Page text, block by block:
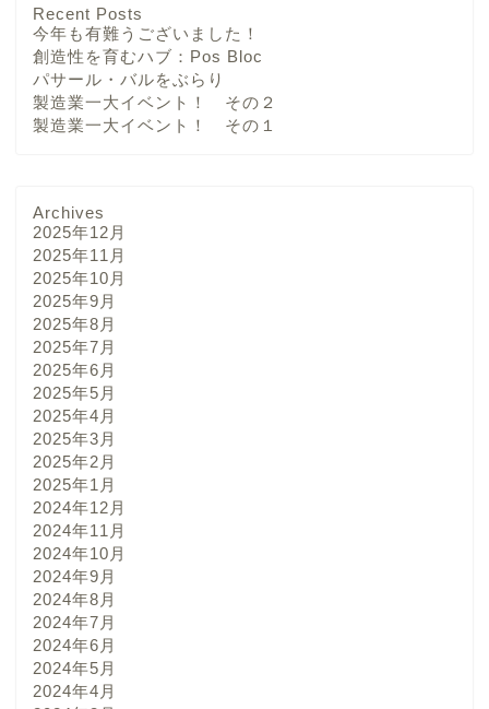
Recent Posts
今年も有難うございました！
創造性を育むハブ：Pos Bloc
パサール・バルをぶらり
製造業一大イベント！ その２
製造業一大イベント！ その１
Archives
2025年12月
2025年11月
2025年10月
2025年9月
2025年8月
2025年7月
2025年6月
2025年5月
2025年4月
2025年3月
2025年2月
2025年1月
2024年12月
2024年11月
2024年10月
2024年9月
2024年8月
2024年7月
2024年6月
2024年5月
2024年4月